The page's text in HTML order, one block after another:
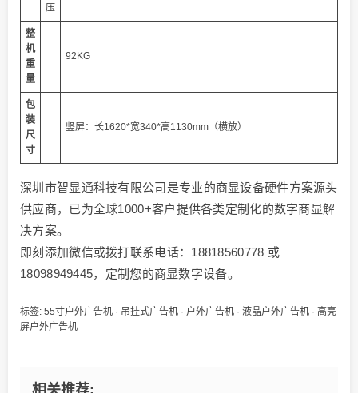
压
整
机
重
量
92KG
包
装
尺
寸
竖屏：长1620*宽340*高1130mm（横放）
深圳市智显通科技有限公司是专业的商显设备硬件方案源头
供应商，已为全球1000+客户提供各类定制化的数字商显解
决方案。
即刻添加微信或拨打联系电话：18818560778 或
18098949445，定制您的商显数字设备。
标签: 55寸户外广告机 · 吊挂式广告机 · 户外广告机 · 液晶户外广告机 · 高亮
屏户外广告机